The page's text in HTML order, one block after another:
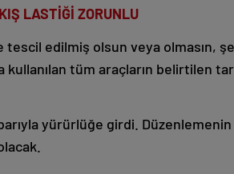
LASTİĞİ ZORUNLU
tescil edilmiş olsun veya olmasın,
kullanılan tüm araçların belirtilen
yürürlüğe girdi.